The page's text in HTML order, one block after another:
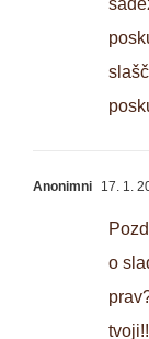
Anonimni 17. 1.
o